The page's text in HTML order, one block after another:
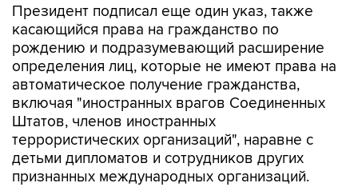
Президент подписал еще один указ, также
касающийся права на гражданство по
рождению и подразумевающий расширение
определения лиц, которые не имеют права на
автоматическое получение гражданства,
включая "иностранных врагов Соединенных
Штатов, членов иностранных
террористических организаций", наравне с
детьми дипломатов и сотрудников других
признанных международных организаций.